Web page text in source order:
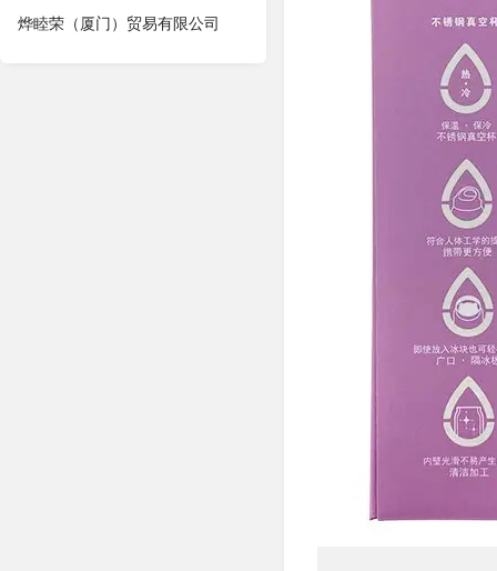
烨睦荣（厦门）贸易有限公司